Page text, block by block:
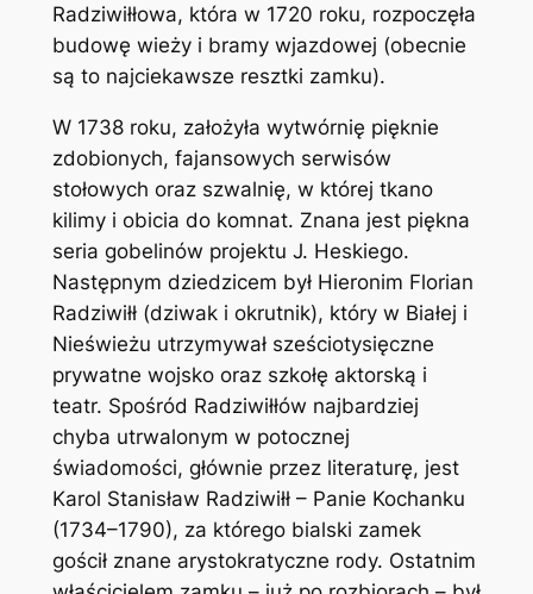
Radziwiłłowa, która w 1720 roku, rozpoczęła
budowę wieży i bramy wjazdowej (obecnie
są to najciekawsze resztki zamku).
W 1738 roku, założyła wytwórnię pięknie
zdobionych, fajansowych serwisów
stołowych oraz szwalnię, w której tkano
kilimy i obicia do komnat. Znana jest piękna
seria gobelinów projektu J. Heskiego.
Następnym dziedzicem był Hieronim Florian
Radziwiłł (dziwak i okrutnik), który w Białej i
Nieświeżu utrzymywał sześciotysięczne
prywatne wojsko oraz szkołę aktorską i
teatr. Spośród Radziwiłłów najbardziej
chyba utrwalonym w potocznej
świadomości, głównie przez literaturę, jest
Karol Stanisław Radziwiłł – Panie Kochanku
(1734–1790), za którego bialski zamek
gościł znane arystokratyczne rody. Ostatnim